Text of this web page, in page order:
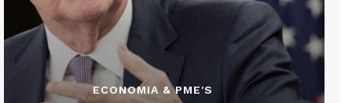
ECONOMIA & PME'S